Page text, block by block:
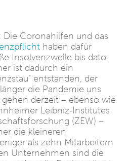
Die Coronahilfen und das
haben dafür
Insolvenzwelle bis dato
ist dadurch ein
entstanden, der
die Pandemie uns
derzeit – ebenso wie
Leibniz-Institutes
(ZEW) –
die kleineren
als zehn Mitarbeitern
Unternehmen sind die